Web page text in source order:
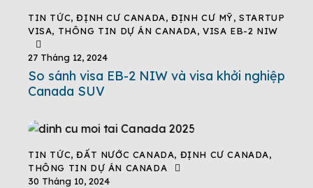
TIN TỨC,ĐỊNH CƯ CANADA,ĐỊNH CƯ MỸ,STARTUP
VISA, THÔNG TIN DỰ ÁN CANADA,VISA EB-2 NIW
27 Tháng 12, 2024
So sánh visa EB-2 NIW và visa khởi nghiệp
Canada SUV
TIN TỨC,ĐẤT NƯỚC CANADA, ĐỊNH CƯ CANADA,
THÔNG TIN DỰ ÁN CANADA
30 Tháng 10, 2024